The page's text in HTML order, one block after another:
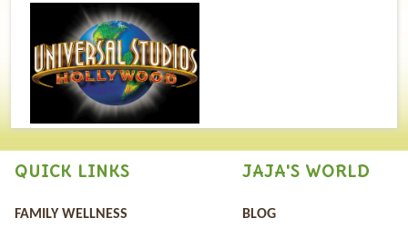
QUICK LINKS
FAMILY WELLNESS
JAJA'S WORLD
BLOG